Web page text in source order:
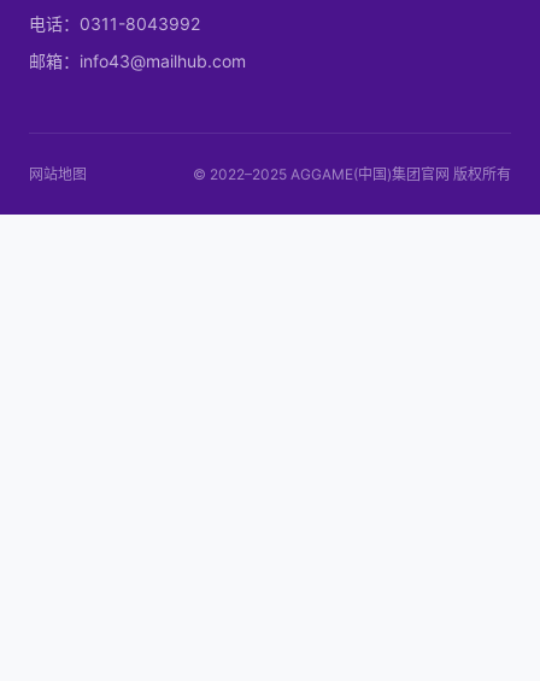
电话：0311-8043992
邮箱：info43@mailhub.com
网站地图 © 2022–2025 AGGAME(中国)集团官网 版权所有